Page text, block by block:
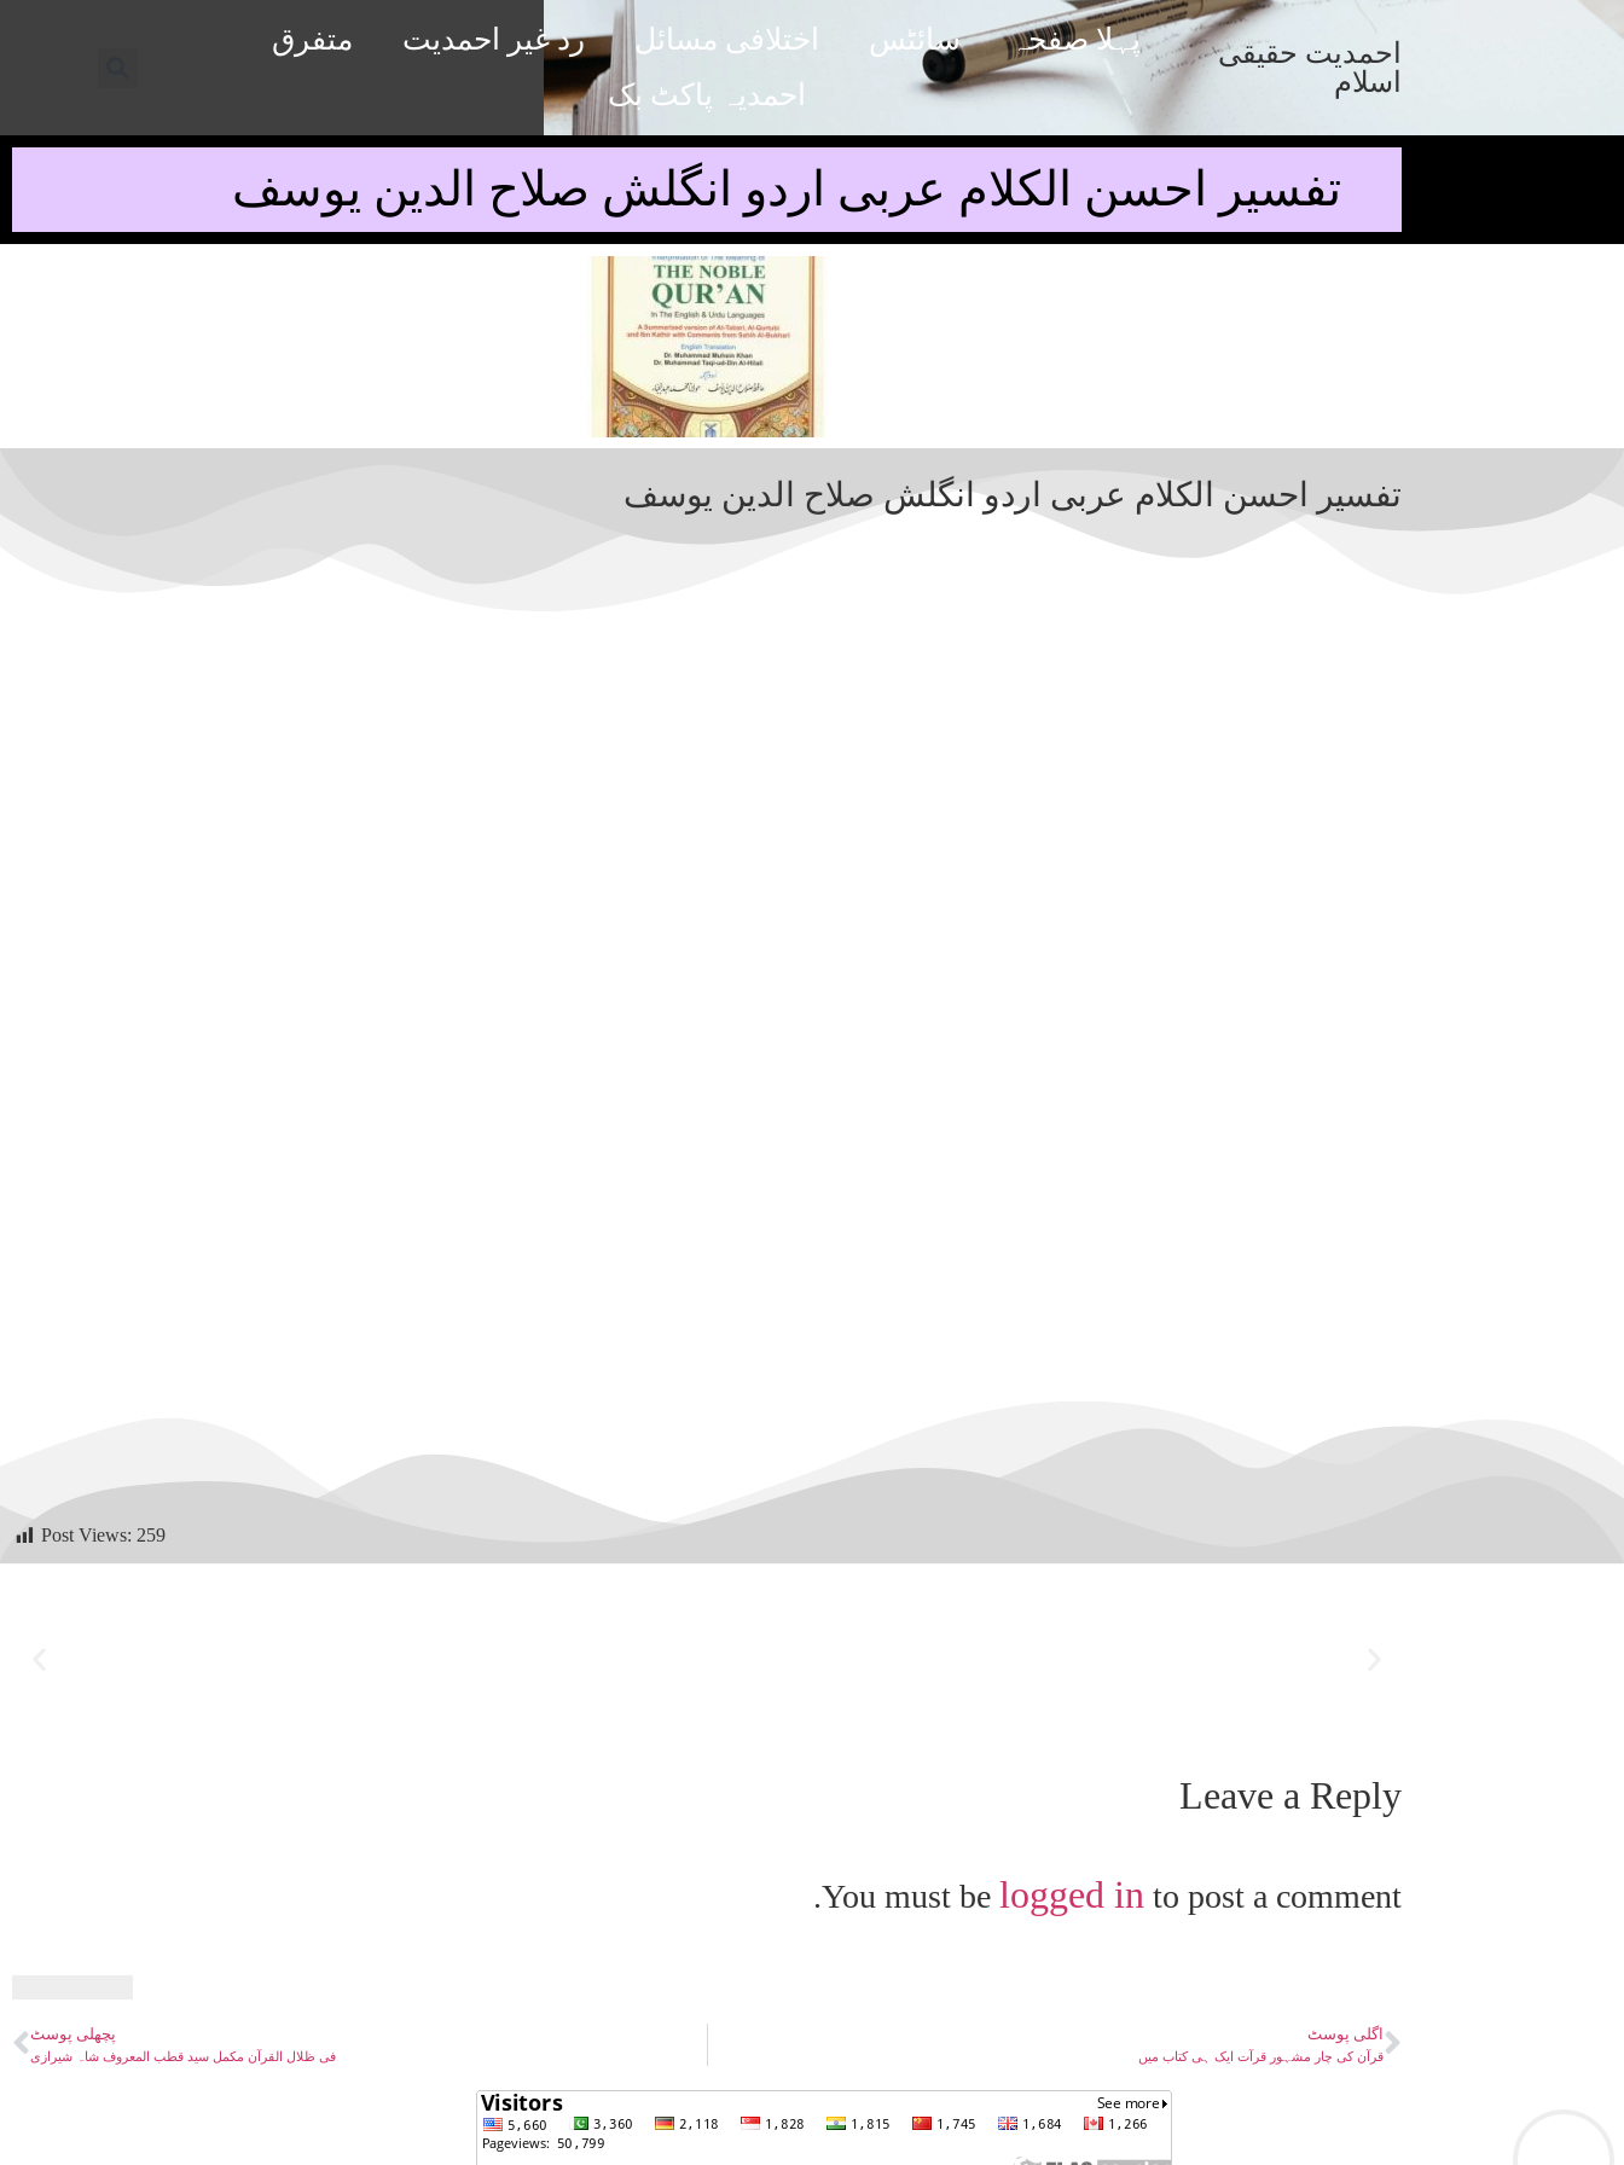
پہلا صفحہ سائٹس اختلافی مسائل رد غیر احمدیت
متفرق
احمدیہ پاکٹ بک
احمدیت حقیقی
اسلام
تفسیر احسن الکلام عربی اردو انگلش صلاح الدین یوسف
تفسیر احسن الکلام عربی اردو انگلش صلاح الدین یوسف
Post Views: 259
Leave a Reply
You must be logged in to post a comment.
پچھلی پوسٹ
فی ظلال القرآن مکمل سید قطب المعروف شاہ شیرازی
اگلی پوسٹ
قرآن کی چار مشہور قرآت ایک ہی کتاب میں